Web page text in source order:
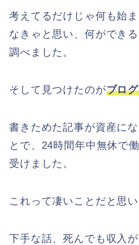
考えてるだけじゃ何も始
なきゃと思い、何ができ
調べました。
そして見つけたのがブロ
書きためた記事が資産に
とで、24時間年中無休で
受けました。
これって凄いことだと思い
下手な話、死んでも収入